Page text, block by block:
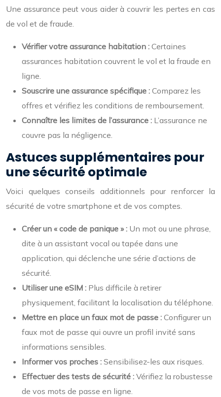
Une assurance peut vous aider à couvrir les pertes en cas
de vol et de fraude.
Vérifier votre assurance habitation : Certaines
assurances habitation couvrent le vol et la fraude en
ligne.
Souscrire une assurance spécifique : Comparez les
offres et vérifiez les conditions de remboursement.
Connaître les limites de l’assurance : L’assurance ne
couvre pas la négligence.
Astuces supplémentaires pour
une sécurité optimale
Voici quelques conseils additionnels pour renforcer la
sécurité de votre smartphone et de vos comptes.
Créer un « code de panique » : Un mot ou une phrase,
dite à un assistant vocal ou tapée dans une
application, qui déclenche une série d’actions de
sécurité.
Utiliser une eSIM : Plus difficile à retirer
physiquement, facilitant la localisation du téléphone.
Mettre en place un faux mot de passe : Configurer un
faux mot de passe qui ouvre un profil invité sans
informations sensibles.
Informer vos proches : Sensibilisez-les aux risques.
Effectuer des tests de sécurité : Vérifiez la robustesse
de vos mots de passe en ligne.